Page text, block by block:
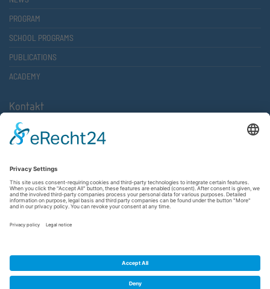
PROGRAM
SCHOOL PROGRAMS
PUBLICATIONS
ACADEMY
Kontakt
Atlantische Akademie Rheinland-Pfalz e.V.
67657 Kaiserslautern
FON 0631 36610-0
FAX 0631 36610-15
©2026 Atlantische Akademie Rheinland-Pfalz e. V. |
Terms and Conditions